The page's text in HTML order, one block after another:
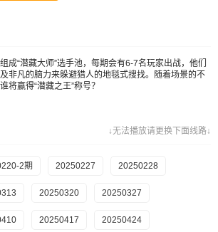
成“潜藏大师”选手池，每期会有6-7名玩家出战，他们
非凡的脑力来躲避猎人的地毯式搜找。随着场景的不
将赢得“潜藏之王”称号？
↓无法播放请更换下面线路↓
2期 20250227 20250228
20250320 20250327
20250417 20250424